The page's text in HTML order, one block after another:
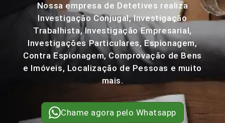
Nossa empresa de Detetives realiza
Investigação Conjugal, Investigação
Trabalhista, Investigação Empresarial,
Investigações Particulares, Espionagem,
Contra Espionagem, Comprovação de Bens
e Imóveis, Localização de Pessoas e muito
mais.
Chame agora pelo Whatsapp